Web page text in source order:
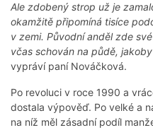
Ale zdobený strop už je
okamžitě připomíná tisíce
v zemi. Původní anděl zde
včas schován na půdě,
vypráví paní Nováčková.
Po revoluci v roce 1990 a
dostala výpověď. Po velké a
na níž měl zásadní podíl